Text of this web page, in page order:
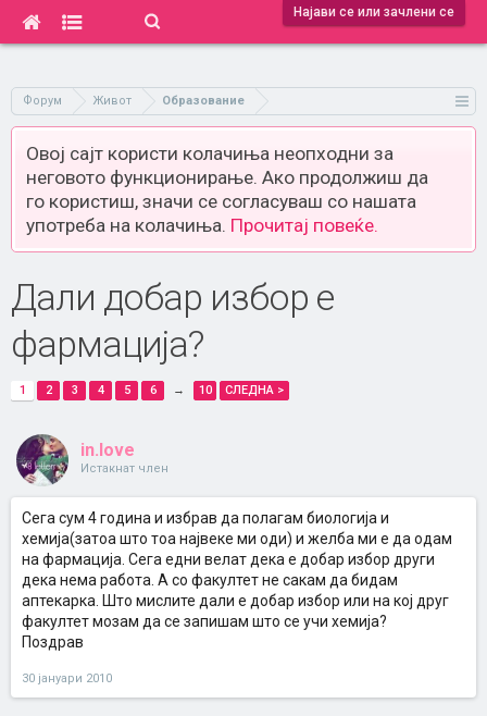
Најави се или зачлени се
Форум Живот Образование
Овој сајт користи колачиња неопходни за
неговото функционирање. Ако продолжиш да
го користиш, значи се согласуваш со нашата
употреба на колачиња. Прочитај повеќе.
Дали добар избор е
фармација?
1 2 3 4 5 6 → 10 СЛЕДНА >
in.love
Истакнат член
Сега сум 4 година и избрав да полагам биологија и
хемија(затоа што тоа највеке ми оди) и желба ми е да одам
на фармација. Сега едни велат дека е добар избор други
дека нема работа. А со факултет не сакам да бидам
аптекарка. Што мислите дали е добар избор или на кој друг
факултет мозам да се запишам што се учи хемија?
Поздрав
30 јануари 2010